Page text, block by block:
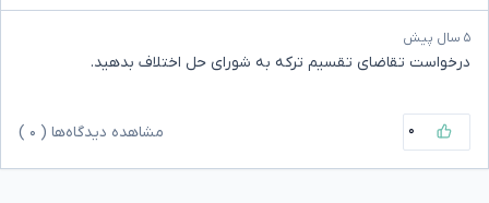
۵ سال پیش
درخواست تقاضای تقسیم ترکه به شورای حل اختلاف بدهید.
۰ مشاهده دیدگاه‌ها ( ۰